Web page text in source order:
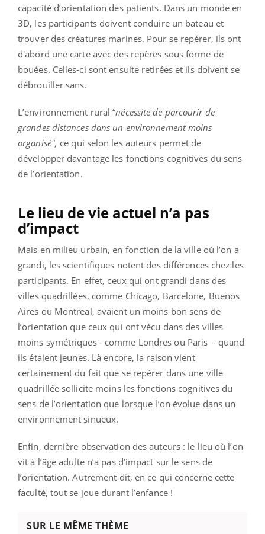
capacité d’orientation des patients. Dans un monde en
3D, les participants doivent conduire un bateau et
trouver des créatures marines. Pour se repérer, ils ont
d'abord une carte avec des repères sous forme de
bouées. Celles-ci sont ensuite retirées et ils doivent se
débrouiller sans.
L’environnement rural “nécessite de parcourir de
grandes distances dans un environnement moins
organisé", ce qui selon les auteurs permet de
développer davantage les fonctions cognitives du sens
de l’orientation.
Le lieu de vie actuel n’a pas
d’impact
Mais en milieu urbain, en fonction de la ville où l’on a
grandi, les scientifiques notent des différences chez les
participants. En effet, ceux qui ont grandi dans des
villes quadrillées, comme Chicago, Barcelone, Buenos
Aires ou Montreal, avaient un moins bon sens de
l’orientation que ceux qui ont vécu dans des villes
moins symétriques - comme Londres ou Paris - quand
ils étaient jeunes. Là encore, la raison vient
certainement du fait que se repérer dans une ville
quadrillée sollicite moins les fonctions cognitives du
sens de l’orientation que lorsque l’on évolue dans un
environnement sinueux.
Enfin, dernière observation des auteurs : le lieu où l’on
vit à l’âge adulte n’a pas d’impact sur le sens de
l’orientation. Autrement dit, en ce qui concerne cette
faculté, tout se joue durant l’enfance !
SUR LE MÊME THÈME